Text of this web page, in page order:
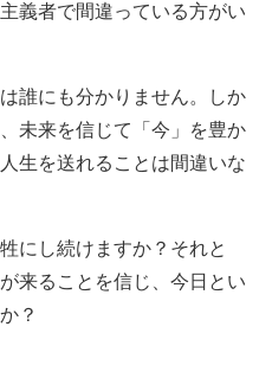
義者で間違っている方がい
誰にも分かりません。しか
未来を信じて「今」を豊か
生を送れることは間違いな
にし続けますか？それと
来ることを信じ、今日とい
？